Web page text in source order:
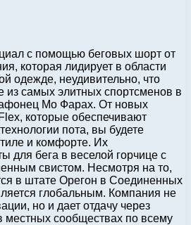
с помощью беговых шорт от
которая лидирует в области
одежде, неудивительно, что
из самых элитных спортсменов в
Мо Фарах. От новых
которые обеспечивают
пота, вы будете
и комфорте. Их
для бега в веселой горчице с
свистом. Несмотря на то,
в штате Орегон в Соединенных
глобальным. Компания не
но и дает отдачу через
местных сообществах по всему